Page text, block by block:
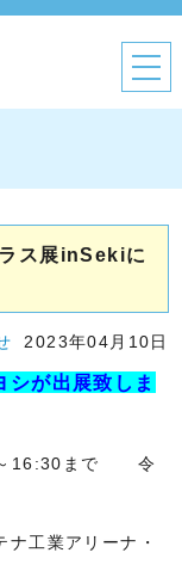
ス展inSekiに
2023年04月10日
が出展致しま
16:30まで 令
工業アリーナ・